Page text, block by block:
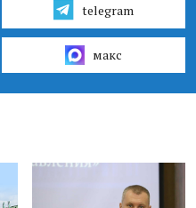
telegram
макс